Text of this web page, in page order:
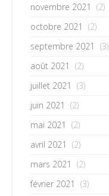
novembre 2021
(2)
octobre 2021
(2)
septembre 2021
(3)
août 2021
(2)
juillet 2021
(3)
juin 2021
(2)
mai 2021
(2)
avril 2021
(2)
mars 2021
(2)
février 2021
(3)